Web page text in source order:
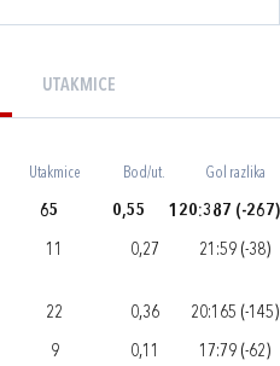
UTAKMICE
Utakmice Bod/ut. Gol razlika
65 0,55 120:387 (-267)
11 0,27 21:59 (-38)
22 0,36 20:165 (-145)
9 0,11 17:79 (-62)